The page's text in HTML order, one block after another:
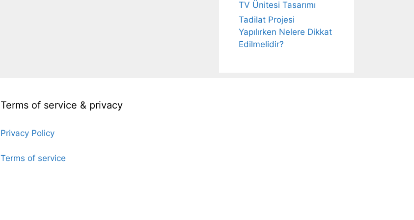
TV Ünitesi Tasarımı
Tadilat Projesi
Yapılırken Nelere Dikkat
Edilmelidir?
Terms of service & privacy
Privacy Policy
Terms of service